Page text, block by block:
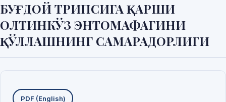
БУҒДОЙ ТРИПСИГА ҚАРШИ
ОЛТИНКЎЗ ЭНТОМАФАГИНИ
ҚЎЛЛАШНИНГ САМАРАДОРЛИГИ
Yuklab olishlar
PDF (English)